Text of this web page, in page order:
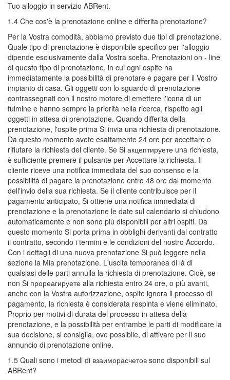
Tuo alloggio in servizio ABRent.
1.4 Che cos'è la prenotazione online e differita prenotazione?
Per la Vostra comodità, abbiamo previsto due tipi di prenotazione.
Quale tipo di prenotazione è disponibile specifico per l'alloggio
dipende esclusivamente dalla Vostra scelta. Prenotazioni on - line
di questo tipo di prenotazione, in cui ogni ospite ha
immediatamente la possibilità di prenotare e pagare per il Vostro
impianto di casa. Gli oggetti con lo sguardo di prenotazione
contrassegnati con il nostro motore di emettere l'icona di un
fulmine e hanno sempre la priorità nella ricerca, rispetto agli
oggetti in attesa di prenotazione. Quando differita della
prenotazione, l'ospite prima Si invia una richiesta di prenotazione.
Da questo momento avete esattamente 24 ore per accettare o
rifiutare la richiesta del cliente. Se Si акцептируете una richiesta,
è sufficiente premere il pulsante per Accettare la richiesta. Il
cliente riceve una notifica immediata del suo consenso e la
possibilità di pagare la prenotazione entro 48 ore dal momento
dell'invio della sua richiesta. Se il cliente contribuisce per il
pagamento anticipato, Si ottiene una notifica immediata di
prenotazione e la prenotazione le date sul calendario si chiudono
automaticamente e non sono più disponibili per altri ospiti. Da
questo momento Si porta prima in obblighi derivanti dal contratto
il contratto, secondo i termini e le condizioni del nostro Accordo.
Con i dettagli di una nuova prenotazione Si può leggere nella
sezione la Mia prenotazione. L'uscita temporanea di là di
qualsiasi delle parti annulla la richiesta di prenotazione. Cioè, se
non Si прореагируете alla richiesta entro 24 ore, o più avanti,
anche con la Vostra autorizzazione, ospite ignora il processo di
pagamento, la richiesta è considerata respinta e viene eliminato.
Proprio per motivi di durata del processo in attesa della
prenotazione, e la possibilità per entrambe le parti di modificare la
sua decisione, si consiglia, ove possibile, di attivare per il suo
annuncio di prenotazione online.
1.5 Quali sono i metodi di взаиморасчетов sono disponibili sul
ABRent?